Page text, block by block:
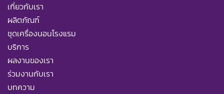
เกี่ยวกับเรา
ผลิตภัณฑ์
ชุดเครื่องนอนโรงแรม
บริการ
ผลงานของเรา
ร่วมงานกับเรา
บทความ